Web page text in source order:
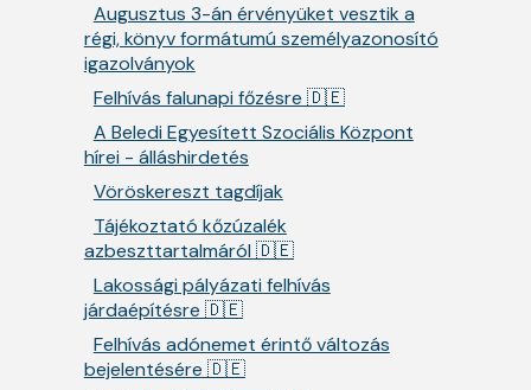
Augusztus 3-án érvényüket vesztik a
régi, könyv formátumú személyazonosító
igazolványok
Felhívás falunapi főzésre 🇩🇪
A Beledi Egyesített Szociális Központ
hírei - álláshirdetés
Vöröskereszt tagdíjak
Tájékoztató kőzúzalék
azbeszttartalmáról 🇩🇪
Lakossági pályázati felhívás
járdaépítésre 🇩🇪
Felhívás adónemet érintő változás
bejelentésére 🇩🇪